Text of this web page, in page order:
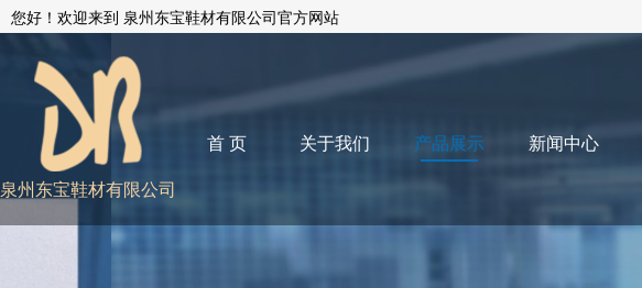
您好！欢迎来到 泉州东宝鞋材有限公司官方网站
泉州东宝鞋材有限公司
首 页 关于我们 产品展示 新闻中心